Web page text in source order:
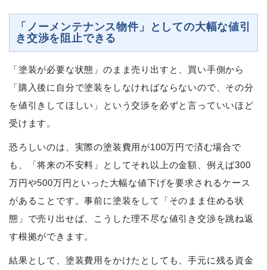
「ノーメンテナンス物件」としての大幅な値引
き交渉を阻止できる
「塗装が必要な状態」のまま売り出すと、買い手側から
「購入後に自分で塗装をしなければならないので、その分
を値引きしてほしい」という交渉を必ずと言っていいほど
受けます。
恐ろしいのは、実際の塗装費用が100万円で済む場合で
も、「将来の不安料」としてそれ以上の金額、例えば300
万円や500万円といった大幅な値下げを要求されるケース
があることです。事前に塗装をして「そのまま住める状
態」で売り出せば、こうした理不尽な値引き交渉を跳ね返
す根拠ができます。
結果として、塗装費用をかけたとしても、手元に残る資金